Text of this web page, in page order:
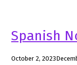
Spanish
October 2, 2023